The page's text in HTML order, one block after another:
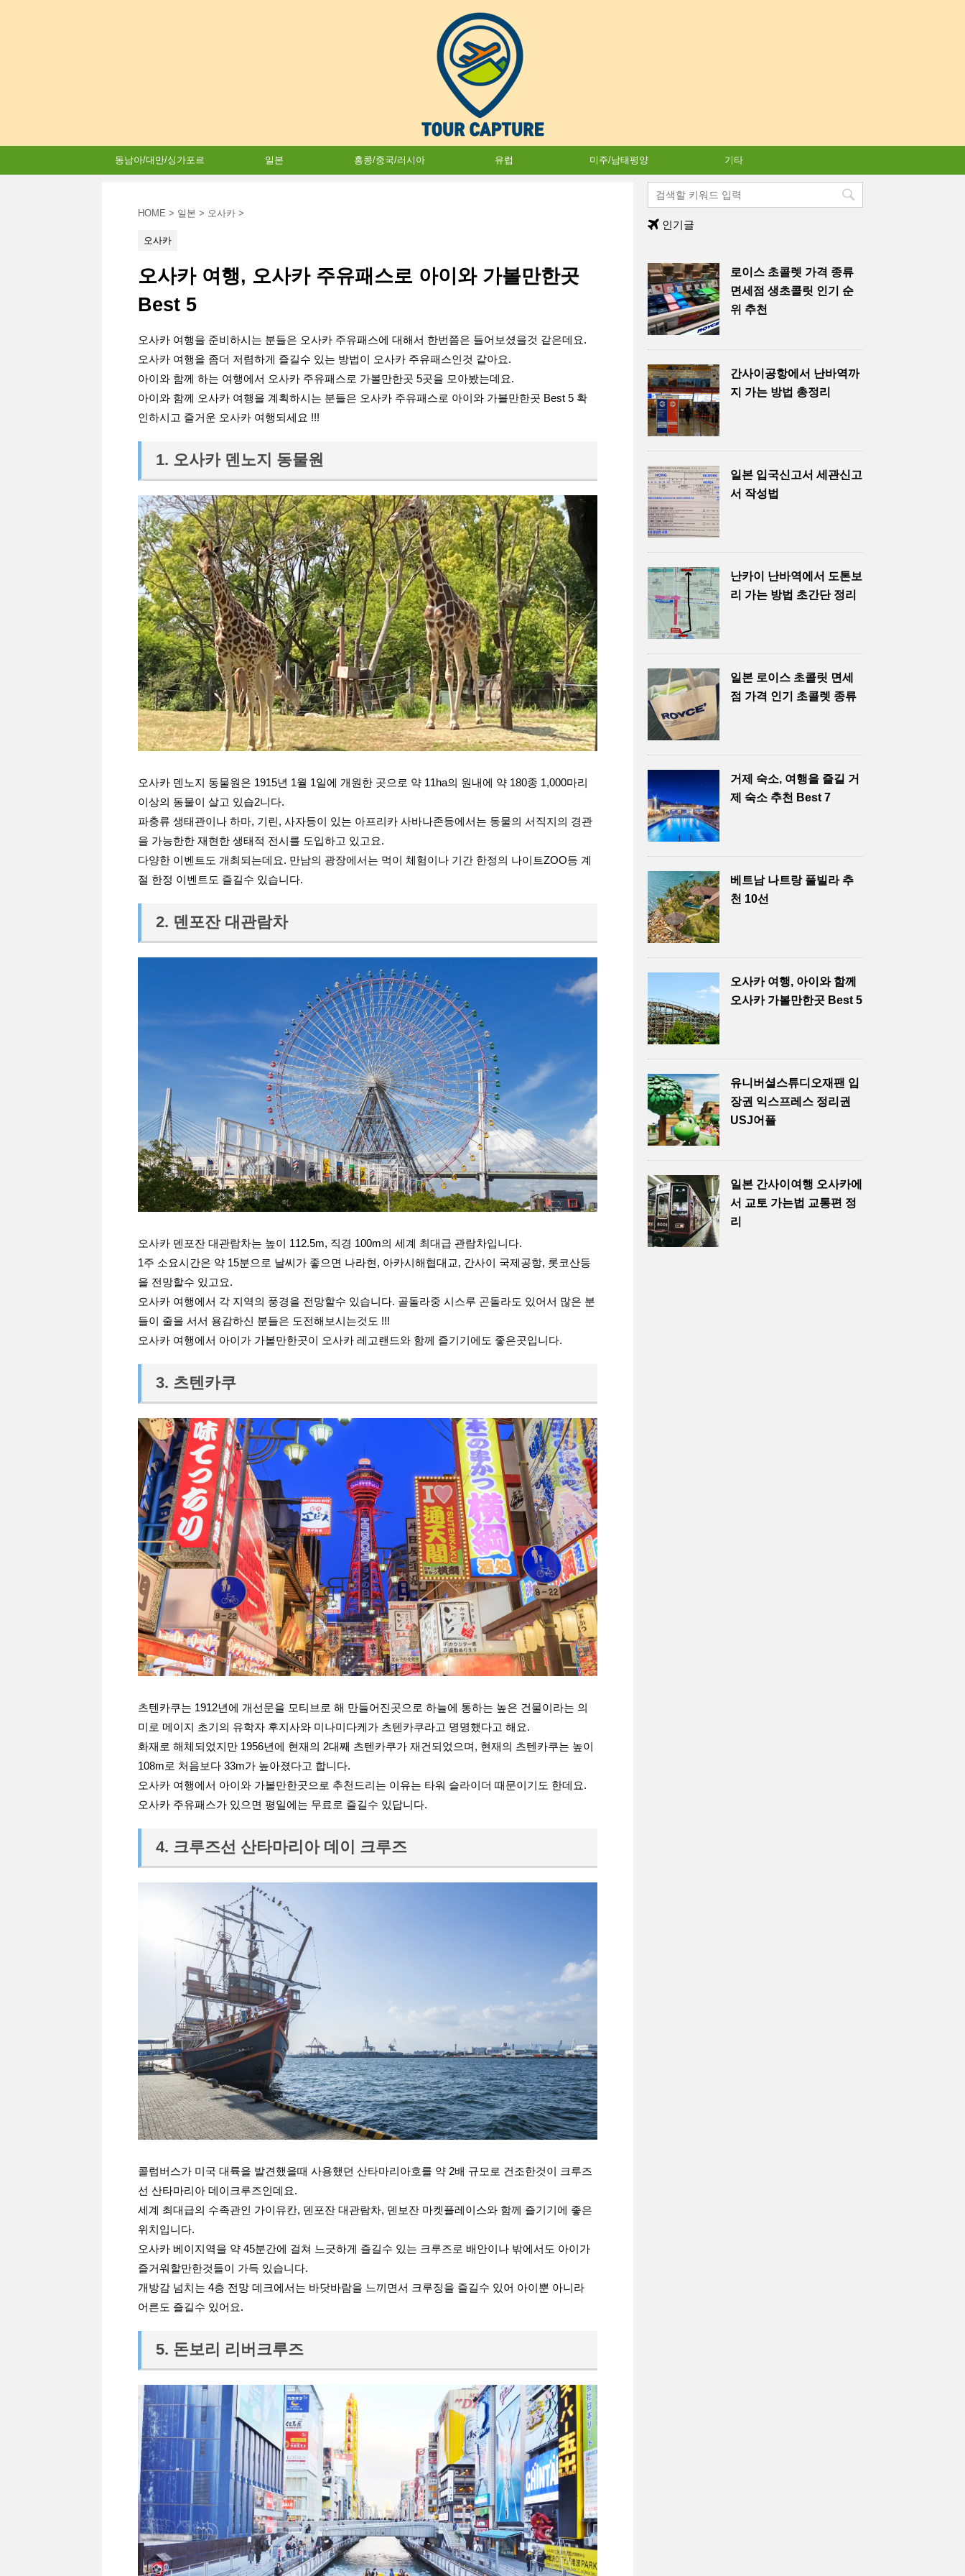
동남아/대만/싱가포르 일본 홍콩/중국/러시아 유럽 미주/남태평양 기타
HOME > 일본 > 오사카 >
오사카
오사카 여행, 오사카 주유패스로 아이와 가볼만한곳
Best 5
오사카 여행을 준비하시는 분들은 오사카 주유패스에 대해서 한번쯤은 들어보셨을것 같은데요.
오사카 여행을 좀더 저렴하게 즐길수 있는 방법이 오사카 주유패스인것 같아요.
아이와 함께 하는 여행에서 오사카 주유패스로 가볼만한곳 5곳을 모아봤는데요.
아이와 함께 오사카 여행을 계획하시는 분들은 오사카 주유패스로 아이와 가볼만한곳 Best 5 확
인하시고 즐거운 오사카 여행되세요 !!!
1. 오사카 덴노지 동물원
오사카 덴노지 동물원은 1915년 1월 1일에 개원한 곳으로 약 11ha의 원내에 약 180종 1,000마리
이상의 동물이 살고 있습2니다.
파충류 생태관이나 하마, 기린, 사자등이 있는 아프리카 사바나존등에서는 동물의 서직지의 경관
을 가능한한 재현한 생태적 전시를 도입하고 있고요.
다양한 이벤트도 개최되는데요. 만남의 광장에서는 먹이 체험이나 기간 한정의 나이트ZOO등 계
절 한정 이벤트도 즐길수 있습니다.
2. 덴포잔 대관람차
오사카 덴포잔 대관람차는 높이 112.5m, 직경 100m의 세계 최대급 관람차입니다.
1주 소요시간은 약 15분으로 날씨가 좋으면 나라현, 아카시해협대교, 간사이 국제공항, 롯코산등
을 전망할수 있고요.
오사카 여행에서 각 지역의 풍경을 전망할수 있습니다. 골돌라중 시스루 곤돌라도 있어서 많은 분
들이 줄을 서서 용감하신 분들은 도전해보시는것도 !!!
오사카 여행에서 아이가 가볼만한곳이 오사카 레고랜드와 함께 즐기기에도 좋은곳입니다.
3. 츠텐카쿠
츠텐카쿠는 1912년에 개선문을 모티브로 해 만들어진곳으로 하늘에 통하는 높은 건물이라는 의
미로 메이지 초기의 유학자 후지사와 미나미다케가 츠텐카쿠라고 명명했다고 해요.
화재로 해체되었지만 1956년에 현재의 2대째 츠텐카쿠가 재건되었으며, 현재의 츠텐카쿠는 높이
108m로 처음보다 33m가 높아졌다고 합니다.
오사카 여행에서 아이와 가볼만한곳으로 추천드리는 이유는 타워 슬라이더 때문이기도 한데요.
오사카 주유패스가 있으면 평일에는 무료로 즐길수 있답니다.
4. 크루즈선 산타마리아 데이 크루즈
콜럼버스가 미국 대륙을 발견했을때 사용했던 산타마리아호를 약 2배 규모로 건조한것이 크루즈
선 산타마리아 데이크루즈인데요.
세계 최대급의 수족관인 가이유칸, 덴포잔 대관람차, 덴보잔 마켓플레이스와 함께 즐기기에 좋은
위치입니다.
오사카 베이지역을 약 45분간에 걸쳐 느긋하게 즐길수 있는 크루즈로 배안이나 밖에서도 아이가
즐거워할만한것들이 가득 있습니다.
개방감 넘치는 4층 전망 데크에서는 바닷바람을 느끼면서 크루징을 즐길수 있어 아이뿐 아니라
어른도 즐길수 있어요.
5. 돈보리 리버크루즈
인기글
로이스 초콜렛 가격 종류
면세점 생초콜릿 인기 순
위 추천
간사이공항에서 난바역까
지 가는 방법 총정리
일본 입국신고서 세관신고
서 작성법
난카이 난바역에서 도톤보
리 가는 방법 초간단 정리
일본 로이스 초콜릿 면세
점 가격 인기 초콜렛 종류
거제 숙소, 여행을 즐길 거
제 숙소 추천 Best 7
베트남 나트랑 풀빌라 추
천 10선
오사카 여행, 아이와 함께
오사카 가볼만한곳 Best 5
유니버셜스튜디오재팬 입
장권 익스프레스 정리권
USJ어플
일본 간사이여행 오사카에
서 교토 가는법 교통편 정
리